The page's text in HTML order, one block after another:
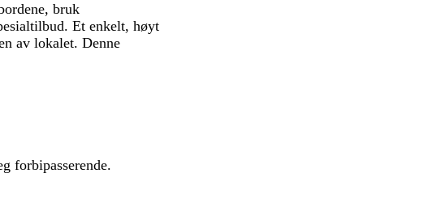
bruk
Et enkelt, høyt
av lokalet. Denne
forbipasserende.